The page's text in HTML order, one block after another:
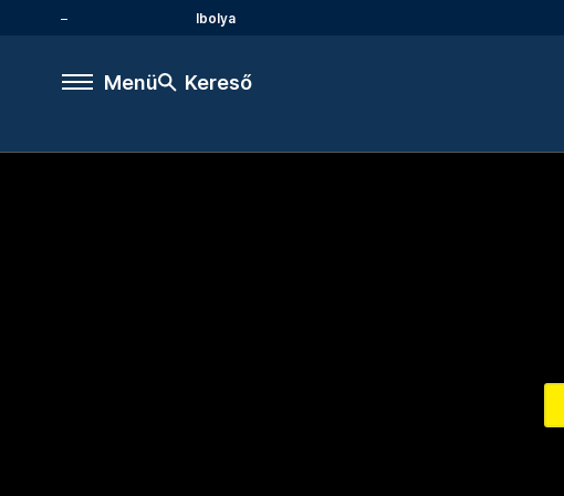
Ibolya
Menü Kereső